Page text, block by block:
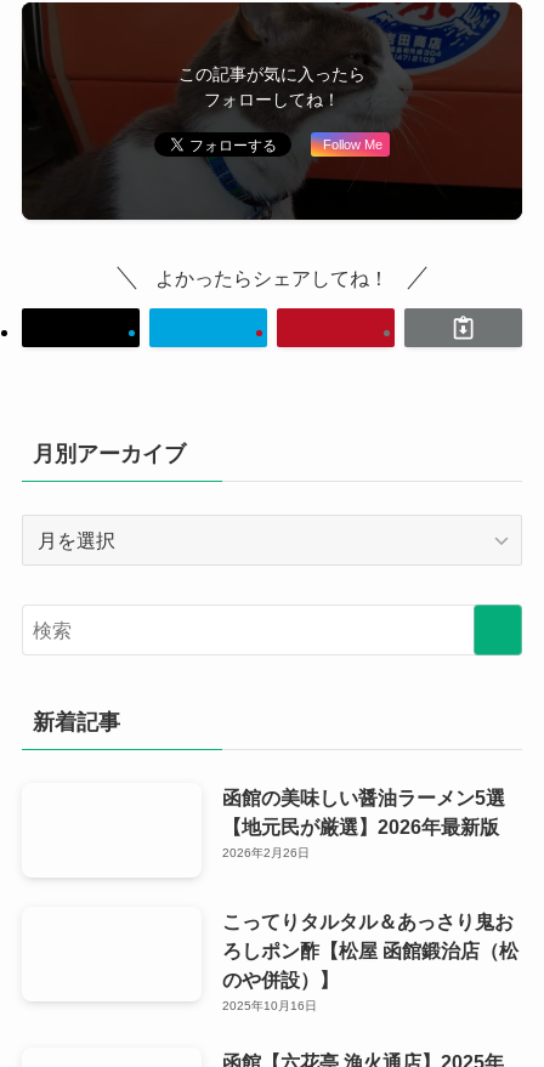
この記事が気に入ったら
フォローしてね！
Follow Me
よかったらシェアしてね！
月別アーカイブ
ー
カ
ブ
新着記事
函館の美味しい醤油ラーメン5選
【地元民が厳選】2026年最新版
2026年2月26日
こってりタルタル＆あっさり鬼お
ろしポン酢【松屋 函館鍛治店（松
のや併設）】
2025年10月16日
函館【六花亭 漁火通店】2025年